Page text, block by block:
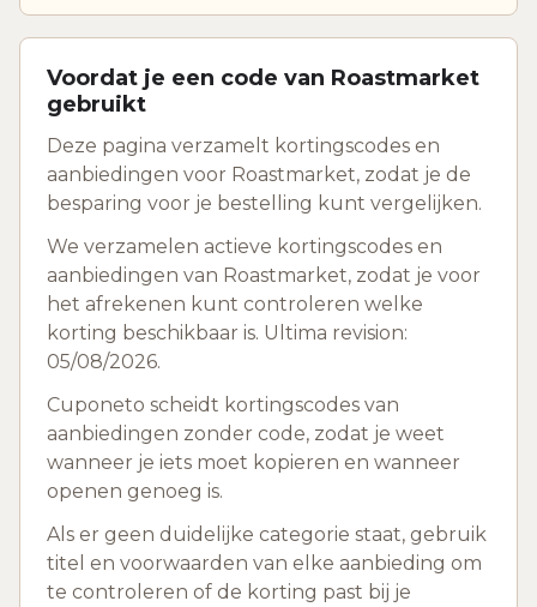
Voordat je een code van Roastmarket
gebruikt
Deze pagina verzamelt kortingscodes en
aanbiedingen voor Roastmarket, zodat je de
besparing voor je bestelling kunt vergelijken.
We verzamelen actieve kortingscodes en
aanbiedingen van Roastmarket, zodat je voor
het afrekenen kunt controleren welke
korting beschikbaar is. Ultima revision:
05/08/2026.
Cuponeto scheidt kortingscodes van
aanbiedingen zonder code, zodat je weet
wanneer je iets moet kopieren en wanneer
openen genoeg is.
Als er geen duidelijke categorie staat, gebruik
titel en voorwaarden van elke aanbieding om
te controleren of de korting past bij je